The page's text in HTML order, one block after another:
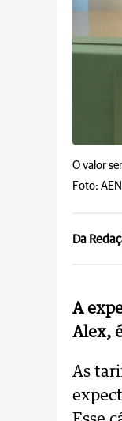
O valor
Foto: AEN
Da
A
Alex,
As